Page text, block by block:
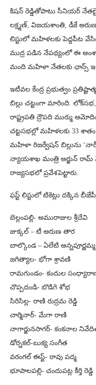
కిషన్ రెడ్డితోపాటు సీనియర్
లక్ష్మణ్, విజయశాంతి, డీకే
లిస్టులో మహిళలకు పెద్దపీట
ముద్ర పడిన నేపథ్యంలో ఈ
మంది మహిళా నేతలకు ఛాన్స్
ఇటీవల కేంద్ర ప్రభుత్వం
బిల్లు చట్టంగా మారింది.
రాష్ట్రపతి ద్రౌపది ముర్ము
చట్టసభల్లో మహిళలకు 33 శాతం
మహిళా రిజర్వేషన్‌‌‌‌‌‌‌‌‌‌‌‌‌‌‌‌‌‌‌‌‌‌‌‌‌‌‌‌‌‌‌‌ బిల్లును
న్యాయశాఖ మంత్రి అర్జున్‌‌‌‌‌‌‌‌‌‌‌‌‌‌‌‌‌‌‌‌‌‌‌‌‌‌‌‌‌‌‌‌ రామ్‌‌‌‌‌‌‌‌‌‌‌‌‌‌‌‌‌‌‌‌‌‌‌‌‌‌‌‌‌‌‌‌
రాజ్యసభలో ప్రవేశపెట్టారు.
ఫస్ట్ లిస్టులో టికెట్లు దక్కిన
బెల్లంపల్లి- అమురాజుల శ్రీదేవి
జుక్కల్ – టీ అరుణ తార
బాల్కొండ – ఏలేటి అన్నపూర్ణమ్మ
జగిత్యాల- భోగా శ్రావణి
రామగుండం- కందుల
చొప్పదండి- బొడిగె శోభ
సిరిసిల్ల- రాణి రుద్రమ రెడ్డి
చార్మినార్- మేగా రాణి
నాగార్జునసాగర్- కంకనాల
డోర్నకల్-బుక్య సంగీత
వరంగల్ ఈస్ట్- రావు పద్మ
భూపాలపల్లి- చందుపట్ల కీర్తి రెడ్డి